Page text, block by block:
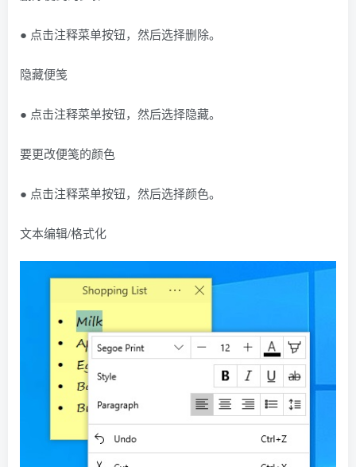
● 点击注释菜单按钮，然后选择删除。
隐藏便笺
● 点击注释菜单按钮，然后选择隐藏。
要更改便笺的颜色
● 点击注释菜单按钮，然后选择颜色。
文本编辑/格式化